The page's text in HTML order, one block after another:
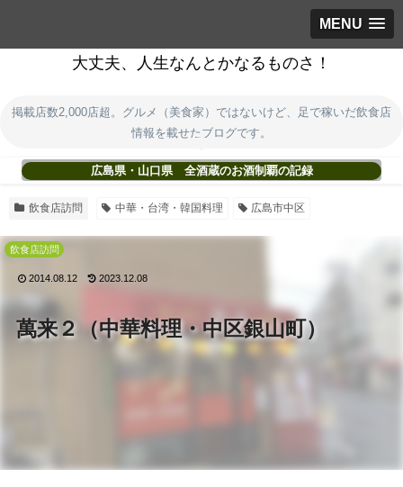
MENU
大丈夫、人生なんとかなるものさ！
掲載店数2,000店超。グルメ（美食家）ではないけど、足で稼いだ飲食店
情報を載せたブログです。
広島県・山口県 全酒蔵のお酒制覇の記録
飲食店訪問 中華・台湾・韓国料理 広島市中区
萬来２（中華料理・中区銀山町）
飲食店訪問
2014.08.12 2023.12.08